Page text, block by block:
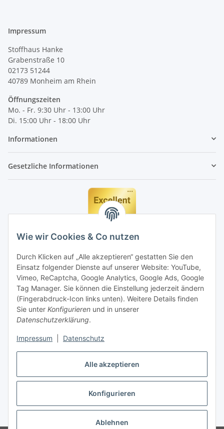
Alle akzeptieren
Konfigurieren
Ablehnen
Wie wir Cookies & Co nutzen
Durch Klicken auf „Alle akzeptieren“ gestatten Sie den
Einsatz folgender Dienste auf unserer Website: YouTube,
Vimeo, ReCaptcha, Google Analytics, Google Ads, Google
Tag Manager. Sie können die Einstellung jederzeit ändern
(Fingerabdruck-Icon links unten). Weitere Details finden
Sie unter Konfigurieren und in unserer
Datenschutzerklärung.
Impressum Datenschutz
Impressum
Stoffhaus Hanke
Grabenstraße 10
02173 51244
40789 Monheim am Rhein
Öffnungszeiten
Mo. - Fr. 9:30 Uhr - 13:00 Uhr
Di. 15:00 Uhr - 18:00 Uhr
Informationen
Gesetzliche Informationen
* Alle Preise inkl. gesetzlicher MwSt., zzgl.